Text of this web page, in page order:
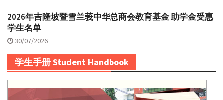
2026年吉隆坡暨雪兰莪中华总商会教育基金 助学金受惠
学生名单
30/07/2026
学生手册 Student Handbook